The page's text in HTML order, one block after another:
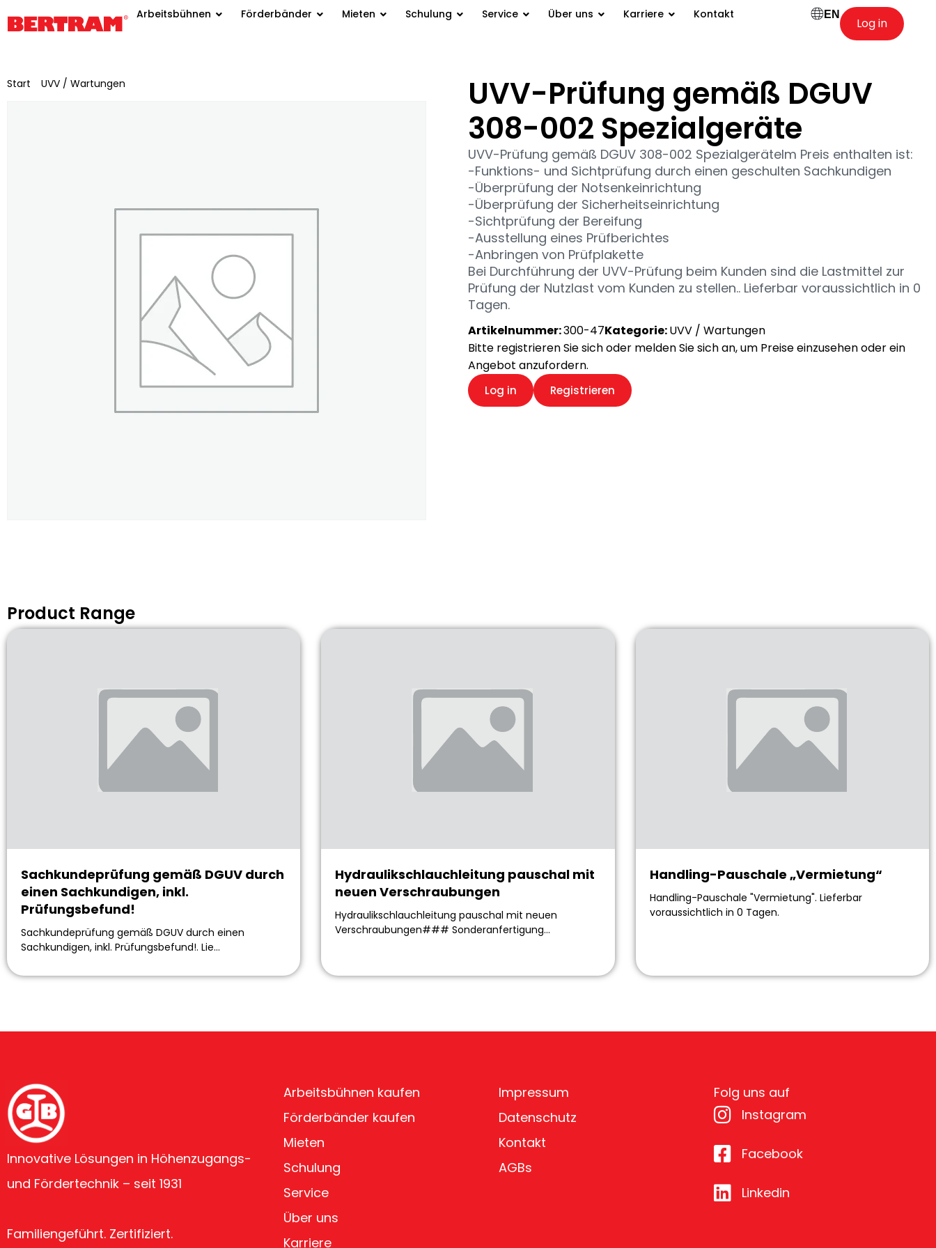
Arbeitsbühnen Förderbänder Mieten Schulung Service Über uns Karriere Kontakt EN
Log in
Start UVV / Wartungen
UVV-Prüfung gemäß DGUV
308-002 Spezialgeräte
UVV-Prüfung gemäß DGUV 308-002 SpezialgeräteIm Preis enthalten ist:
-Funktions- und Sichtprüfung durch einen geschulten Sachkundigen
-Überprüfung der Notsenkeinrichtung
-Überprüfung der Sicherheitseinrichtung
-Sichtprüfung der Bereifung
-Ausstellung eines Prüfberichtes
-Anbringen von Prüfplakette
Bei Durchführung der UVV-Prüfung beim Kunden sind die Lastmittel zur
Prüfung der Nutzlast vom Kunden zu stellen.. Lieferbar voraussichtlich in 0
Tagen.
Artikelnummer:300-47Kategorie:UVV / Wartungen
Bitte registrieren Sie sich oder melden Sie sich an, um Preise einzusehen oder ein
Angebot anzufordern.
Log in Registrieren
Product Range
Sachkundeprüfung gemäß DGUV durch
einen Sachkundigen, inkl.
Prüfungsbefund!
Sachkundeprüfung gemäß DGUV durch einen
Sachkundigen, inkl. Prüfungsbefund!. Lie…
Hydraulikschlauchleitung pauschal mit
neuen Verschraubungen
Hydraulikschlauchleitung pauschal mit neuen
Verschraubungen### Sonderanfertigung…
Handling-Pauschale „Vermietung“
Handling-Pauschale "Vermietung". Lieferbar
voraussichtlich in 0 Tagen.
Innovative Lösungen in Höhenzugangs-
und Fördertechnik – seit 1931
Familiengeführt. Zertifiziert.
Arbeitsbühnen kaufen
Förderbänder kaufen
Mieten
Schulung
Service
Über uns
Karriere
Impressum
Datenschutz
Kontakt
AGBs
Folg uns auf
Instagram
Facebook
Linkedin